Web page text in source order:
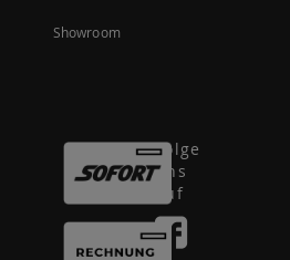
Showroom
Folge
uns
auf